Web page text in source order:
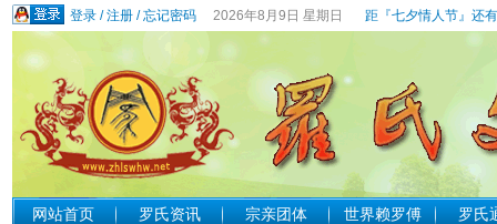
登录/注册/忘记密码 2026年8月9日 星期日 距『七夕情人节』还
网站首页 罗氏资讯 宗亲团体 世界赖罗傅 罗氏